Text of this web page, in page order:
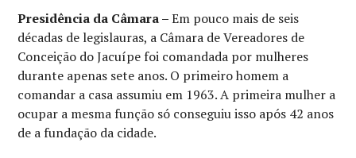
Presidência da Câmara –Em pouco mais de seis
décadas de legislauras, a Câmara de Vereadores de
Conceição do Jacuípe foi comandada por mulheres
durante apenas sete anos. O primeiro homem a
comandar a casa assumiu em 1963. A primeira mulher a
ocupar a mesma função só conseguiu isso após 42 anos
de a fundação da cidade.